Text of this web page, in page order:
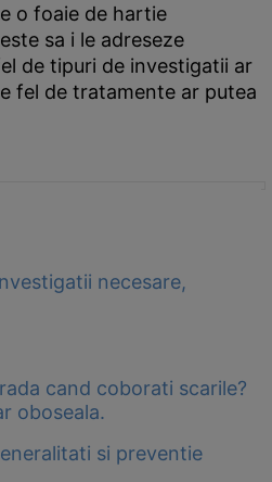
o foaie de hartie
sa i le adreseze
de tipuri de investigatii ar
fel de tratamente ar putea
necesare,
cand coborati scarile?
oboseala.
si preventie